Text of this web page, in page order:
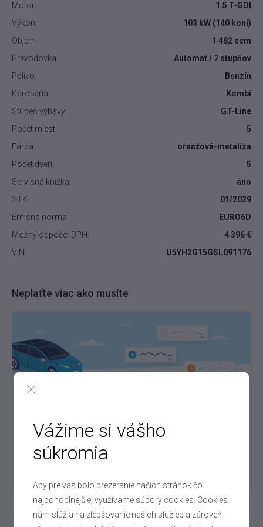
Motor:
1.5 T-GDI
Výkon:
103 kW (140 koní)
Objem:
1 482 ccm
Prevodovka:
Automat / 7 stupňov
Palivo:
Benzín
Karoséria:
Kombi
Stupeň výbavy:
GT-Line
Počet miest:
5
Farba:
oranžová-metalíza
Počet dverí:
5
Servisná knižka:
áno
STK:
01/2029
Emisná norma:
EURO6D
Možný odpočet DPH:
4 396 €
VIN:
U5YH2G15GSL091176
Neplaťte viac ako musíte
Oproti novému vozidlu ušetríte:
Vážime si vášho
súkromia
Aby pre vás bolo prezeranie našich stránok čo
najpohodlnejšie, využívame súbory cookies. Cookies
nám slúžia na zlepšovanie našich služieb a zároveň